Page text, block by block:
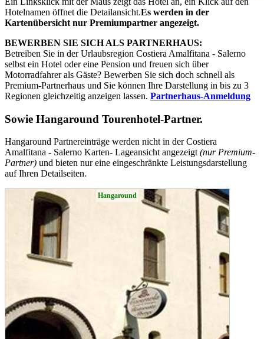
Hotelnamen öffnet die Detailansicht.Es werden in der
Kartenübersicht nur Premiumpartner angezeigt.
BEWERBEN SIE SICH ALS PARTNERHAUS:
Betreiben Sie in der Urlaubsregion Costiera Amalfitana - Salerno
selbst ein Hotel oder eine Pension und freuen sich über
Motorradfahrer als Gäste? Bewerben Sie sich doch schnell als
Premium-Partnerhaus und Sie können Ihre Darstellung in bis zu 3
Regionen gleichzeitig anzeigen lassen. Partnerhaus-Anmeldung
Sowie Hangaround Tourenhotel-Partner.
Hangaround Partnereinträge werden nicht in der Costiera
Amalfitana - Salerno Karten- Lageansicht angezeigt (nur Premium-
Partner) und bieten nur eine eingeschränkte Leistungsdarstellung
auf Ihren Detailseiten.
Hangaround